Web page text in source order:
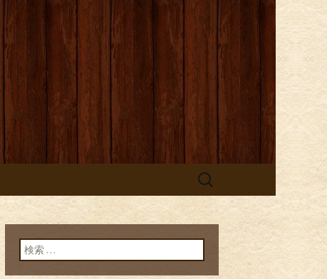
検
検索: